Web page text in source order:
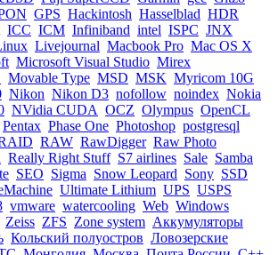
GPS Hackintosh Hasselblad HDR
ICC ICM Infiniband intel ISPC JNX
Livejournal Macbook Pro Mac OS X
Microsoft Visual Studio Mirex
Movable Type MSD MSK Myricom 10G
Nikon Nikon D3 nofollow noindex Nokia
NVidia CUDA OCZ Olympus OpenCL
Pentax Phase One Photoshop postgresql
RAW RawDigger Raw Photo
Really Right Stuff S7 airlines Sale Samba
SEO Sigma Snow Leopard Sony SSD
Ultimate Lithium UPS USPS
vmware watercooling Web Windows
Zeiss ZFS Zone system Аккумуляторы
Кольский полуостров Ловозерские